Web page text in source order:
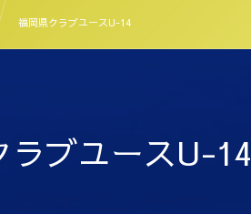
福岡県クラブユースU-14
ラブユースU-14